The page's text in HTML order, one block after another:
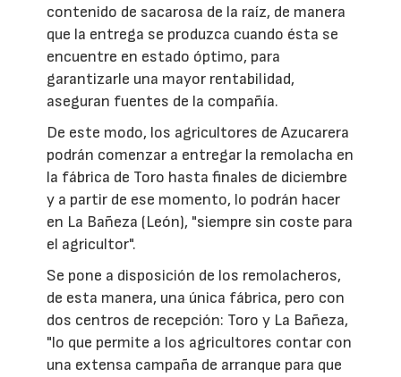
contenido de sacarosa de la raíz, de manera
que la entrega se produzca cuando ésta se
encuentre en estado óptimo, para
garantizarle una mayor rentabilidad,
aseguran fuentes de la compañía.
De este modo, los agricultores de Azucarera
podrán comenzar a entregar la remolacha en
la fábrica de Toro hasta finales de diciembre
y a partir de ese momento, lo podrán hacer
en La Bañeza (León), "siempre sin coste para
el agricultor".
Se pone a disposición de los remolacheros,
de esta manera, una única fábrica, pero con
dos centros de recepción: Toro y La Bañeza,
"lo que permite a los agricultores contar con
una extensa campaña de arranque para que